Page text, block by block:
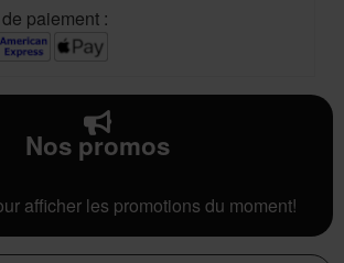
paiement :
Nos promos
afficher les promotions du moment!